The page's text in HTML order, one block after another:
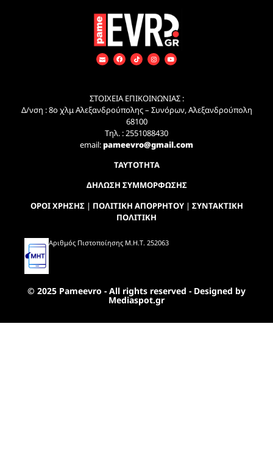
ΣΤΟΙΧΕΙΑ ΕΠΙΚΟΙΝΩΝΙΑΣ :
Δ/νση : 8ο χλμ Αλεξανδρούπολης – Συνόρων, Αλεξανδρούπολη
68100
Τηλ. : 2551088430
email:pameevro@gmail.com
ΤΑΥΤΟΤΗΤΑ
ΔΗΛΩΣΗ ΣΥΜΜΟΡΦΩΣΗΣ
ΟΡΟΙ ΧΡΗΣΗΣ| ΠΟΛΙΤΙΚΗ ΑΠΟΡΡΗΤΟΥ| ΣΥΝΤΑΚΤΙΚΗ
ΠΟΛΙΤΙΚΗ
Αριθμός Πιστοποίησης Μ.Η.Τ. 252063
© 2025 Pameevro - All rights reserved - Designed by
Mediaspot.gr